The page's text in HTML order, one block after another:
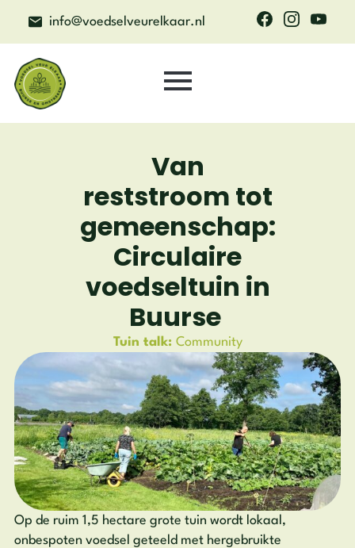
info@voedselveurelkaar.nl
Van
reststroom tot
gemeenschap:
Circulaire
voedseltuin in
Buurse
Tuin talk: Community
Op de ruim 1,5 hectare grote tuin wordt lokaal,
onbespoten voedsel geteeld met hergebruikte